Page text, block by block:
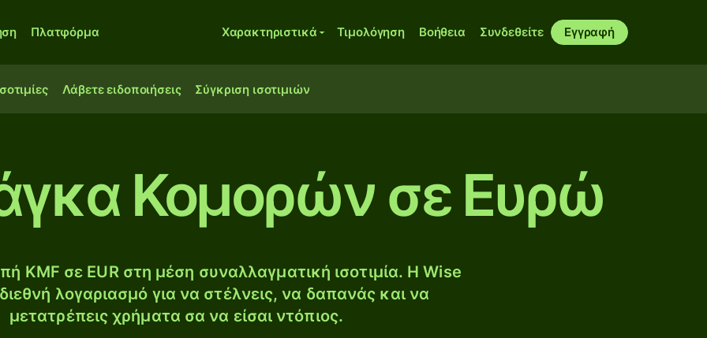
Πλατφόρμα Χαρακτηριστικά Τιμολόγηση Βοήθεια Συνδεθείτε Εγγραφή
Λάβετε ειδοποιήσεις Σύγκριση ισοτιμιών
Κομορών σε Ευρώ
KMF σε EUR στη μέση συναλλαγματική ισοτιμία. Η Wise
λογαριασμό για να στέλνεις, να δαπανάς και να
μετατρέπεις χρήματα σα να είσαι ντόπιος.